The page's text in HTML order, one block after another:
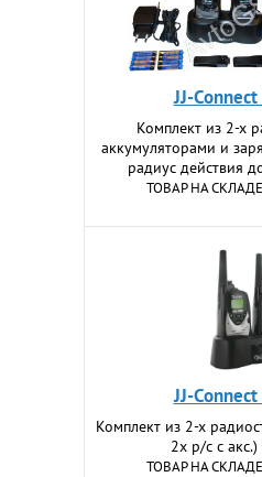
JJ-
Комплект из 2-х
аккумуляторами и
радиус действия
ТОВАР НА
JJ-
Комплект из 2-х
2х р/с с
ТОВАР НА